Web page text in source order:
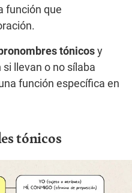
función que
tónicosy
si llevan o no sílaba
función específica en
tónicos